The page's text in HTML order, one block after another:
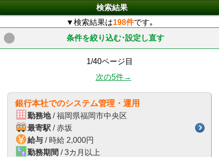
検索結果
▼検索結果は198件です｡
条件を絞り込む･設定し直す
click to expand contents
1/40ページ目
次の5件→
銀行本社でのシステム管理・運用
勤務地/ 福岡県福岡市中央区
最寄駅 / 赤坂
給与 / 時給 2,000円
勤務期間 / 3カ月以上